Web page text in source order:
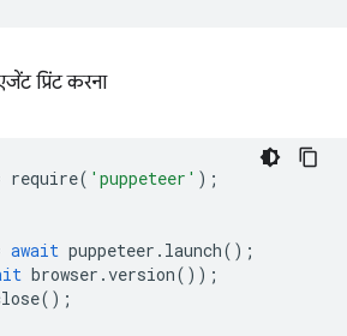
प्रिंट करना
require( 'puppeteer' );
await puppeteer . launch();
browser .version());
();